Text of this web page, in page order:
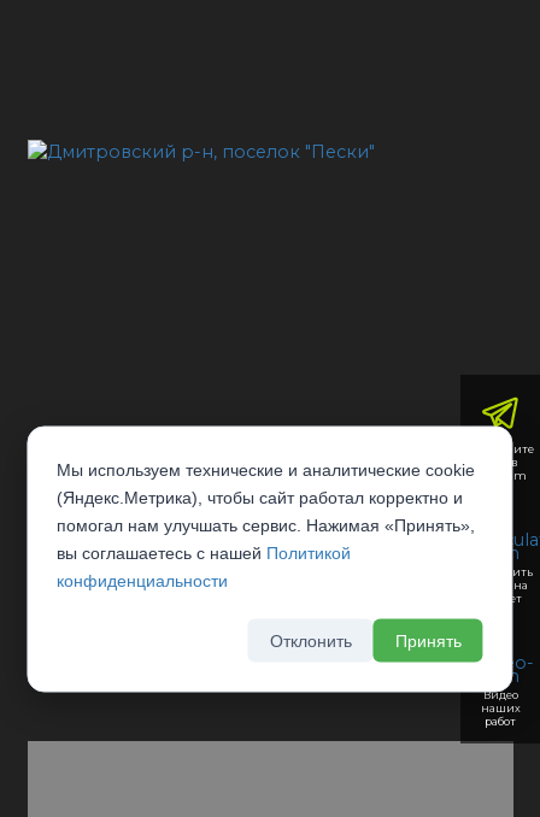
Напишите
нам в
Telegram
Отправить
заявку на
рассчет
Видео
наших
работ
Мы используем технические и аналитические cookie
(Яндекс.Метрика), чтобы сайт работал корректно и
помогал нам улучшать сервис. Нажимая «Принять»,
вы соглашаетесь с нашей Политикой
конфиденциальности
Отклонить Принять